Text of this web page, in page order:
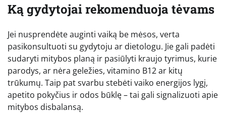
Ką gydytojai rekomenduoja tėvams
Jei nusprendėte auginti vaiką be mėsos, verta
pasikonsultuoti su gydytoju ar dietologu. Jie gali padėti
sudaryti mitybos planą ir pasiūlyti kraujo tyrimus, kurie
parodys, ar nėra geležies, vitamino B12 ar kitų
trūkumų. Taip pat svarbu stebėti vaiko energijos lygį,
apetito pokyčius ir odos būklę – tai gali signalizuoti apie
mitybos disbalansą.